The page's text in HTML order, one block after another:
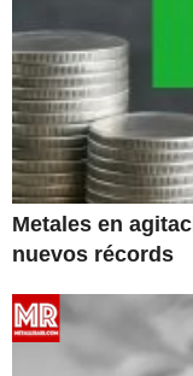
Metales en
nuevos récords